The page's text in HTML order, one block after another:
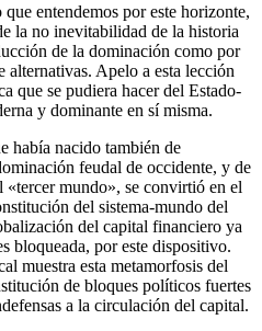
entendemos por este horizonte,
la no inevitabilidad de la historia
de la dominación como por
Apelo a esta lección
que se pudiera hacer del Estado-
y dominante en sí misma.
había nacido también de
feudal de occidente, y de
mundo», se convirtió en el
del sistema-mundo del
del capital financiero ya
bloqueada, por este dispositivo.
muestra esta metamorfosis del
de bloques políticos fuertes
a la circulación del capital.